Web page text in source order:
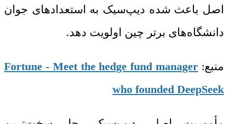
اصل باعث شده دیپ‌سیک به استعدادهای جوان
دانشگاه‌های برتر چین اولویت دهد.
منبع: Fortune - Meet the hedge fund manager
who founded DeepSeek